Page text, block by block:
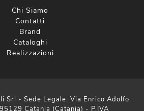
Chi Siamo
Contatti
Brand
Cataloghi
Realizzazioni
Srl - Sede Legale: Via Enrico Adolfo
Catania (Catania) - P.IVA